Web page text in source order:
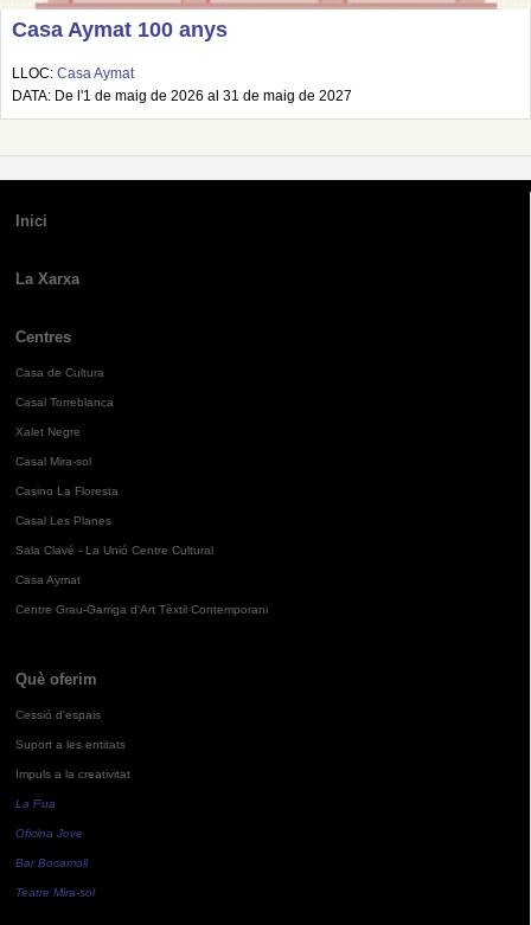
Casa Aymat 100 anys
LLOC: Casa Aymat
DATA: De l'1 de maig de 2026 al 31 de maig de 2027
Inici
La Xarxa
Centres
Casa de Cultura
Casal Torreblanca
Xalet Negre
Casal Mira-sol
Casino La Floresta
Casal Les Planes
Sala Clavé - La Unió Centre Cultural
Casa Aymat
Centre Grau-Garriga d'Art Tèxtil Contemporani
Què oferim
Cessió d'espais
Suport a les entitats
Impuls a la creativitat
La Pua
Oficina Jove
Bar Bocamoll
Teatre Mira-sol